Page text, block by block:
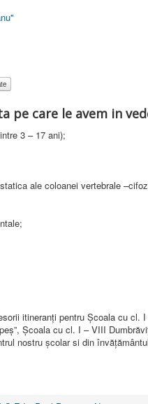
pe care le avem in
3 – 17 ani);
ale coloanei vertebrale
itineranți pentru Școala cu cl.
Școala cu cl. I – VIII
nostru școlar si din